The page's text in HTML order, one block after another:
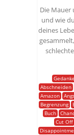
Die Mauer
und wie
deines
Abschneiden
Amazon
Begrenzung
Buch
Cut Off